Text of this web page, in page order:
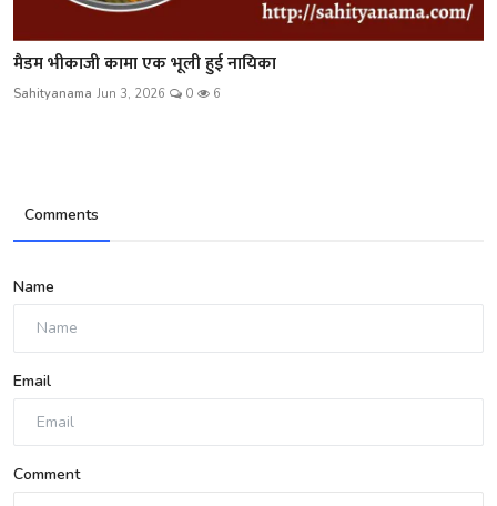
मैडम भीकाजी कामा एक भूली हुई नायिका
Sahityanama Jun 3, 2026 0 6
Comments
Name
Email
Comment